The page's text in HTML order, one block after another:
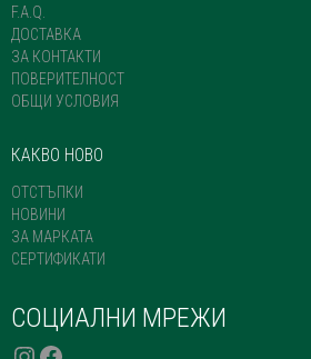
F.A.Q.
ДОСТАВКА
ЗА КОНТАКТИ
ПОВЕРИТЕЛНОСТ
ОБЩИ УСЛОВИЯ
КАКВО НОВО
ОТСТЪПКИ
НОВИНИ
ЗА МАРКАТА
СЕРТИФИКАТИ
СОЦИАЛНИ МРЕЖИ